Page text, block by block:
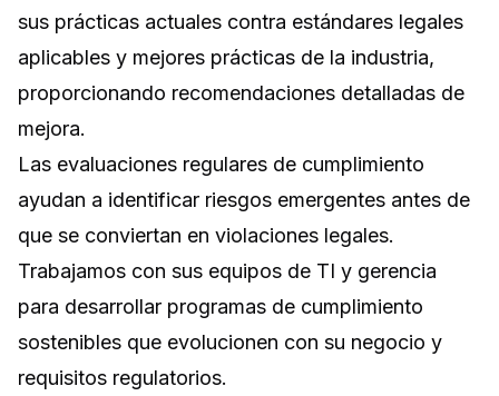
sus prácticas actuales contra estándares legales
aplicables y mejores prácticas de la industria,
proporcionando recomendaciones detalladas de
mejora.
Las evaluaciones regulares de cumplimiento
ayudan a identificar riesgos emergentes antes de
que se conviertan en violaciones legales.
Trabajamos con sus equipos de TI y gerencia
para desarrollar programas de cumplimiento
sostenibles que evolucionen con su negocio y
requisitos regulatorios.